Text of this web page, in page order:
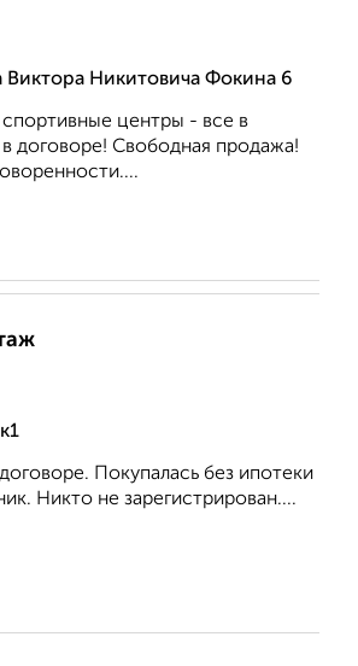
Никитовича Фокина 6
центры - все в
договоре! Свободная продажа!
Покупалась без ипотеки
Никто не зарегистрирован....